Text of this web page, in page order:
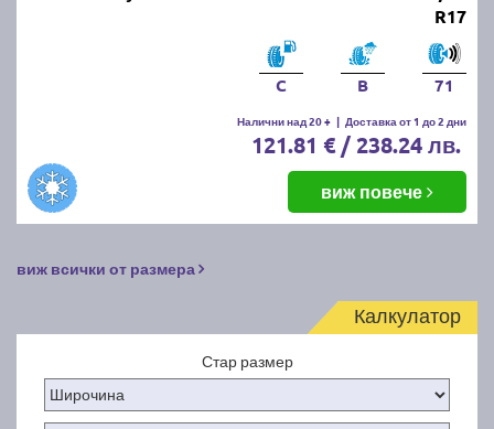
R17
C B 71
Налични над 20 + | Доставка от 1 до 2 дни
121.81 € / 238.24 лв.
виж повече
виж всички от размера
Калкулатор
Стар размер